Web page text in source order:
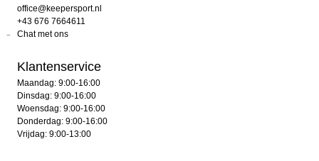
office@keepersport.nl
+43 676 7664611
Chat met ons
Klantenservice
Maandag: 9:00-16:00
Dinsdag: 9:00-16:00
Woensdag: 9:00-16:00
Donderdag: 9:00-16:00
Vrijdag: 9:00-13:00